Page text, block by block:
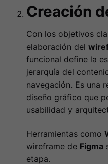
Creación
Con los objetivos
elaboración del
funcional define la
jerarquía del
navegación. Es una
diseño gráfico que
usabilidad y
Herramientas como
wireframe de Figma
etapa.